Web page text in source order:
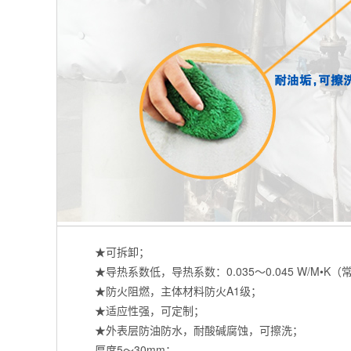
★可拆卸；
★导热系数低，导热系数：0.035～0.045 W/M•K（
★防火阻燃，主体材料防火A1级；
★适应性强，可定制；
★外表层防油防水，耐酸碱腐蚀，可擦洗；